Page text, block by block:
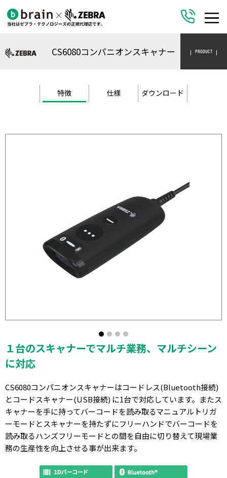
CS6080コンパニオンスキャナー PRODUCT
特徴 仕様 ダウンロード
１台のスキャナーでマルチ業務、マルチシーン
に対応
CS6080コンパニオンスキャナーはコードレス(Bluetooth接続)
とコードスキャナー(USB接続) に1台で対応しています。またス
キャナーを手に持ってバーコードを読み取るマニュアルトリガ
ーモードとスキャナーを持たずにフリーハンドでバーコードを
読み取るハンズフリーモードとの間を自由に切り替えて現場業
務の生産性を向上させる事が出来ます。